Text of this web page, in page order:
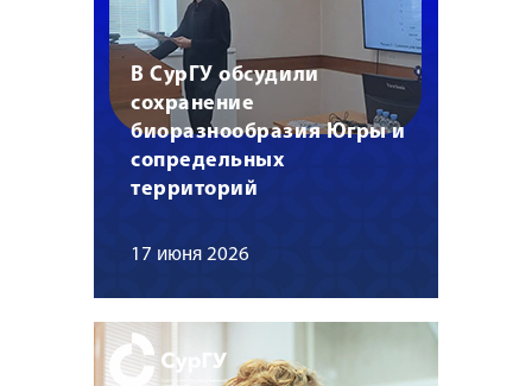
В СурГУ обсудили
сохранение
биоразнообразия Югры и
сопредельных
территорий
17 июня 2026